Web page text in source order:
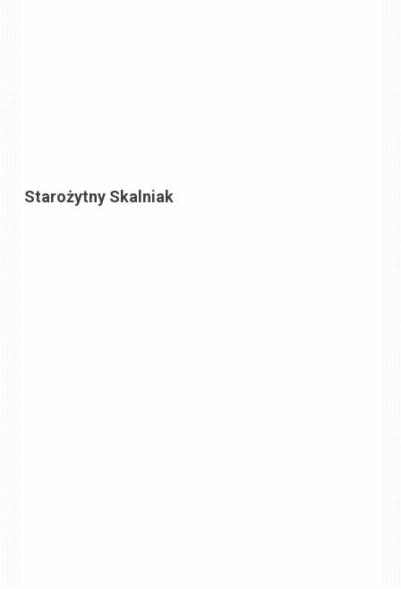
Starożytny Skalniak